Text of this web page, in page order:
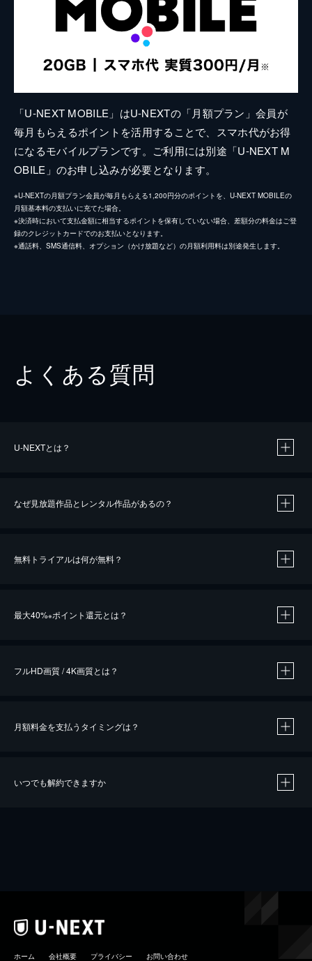
「U-NEXT MOBILE」はU-NEXTの「月額プラン」会員が
毎月もらえるポイントを活用することで、スマホ代がお得
になるモバイルプランです。ご利用には別途「U-NEXT M
OBILE」のお申し込みが必要となります。
※U-NEXTの月額プラン会員が毎月もらえる1,200円分のポイントを、U-NEXT MOBILEの
月額基本料の支払いに充てた場合。
※決済時において支払金額に相当するポイントを保有していない場合、差額分の料金はご登
録のクレジットカードでのお支払いとなります。
※通話料、SMS通信料、オプション（かけ放題など）の月額利用料は別途発生します。
よくある質問
U-NEXTとは？
なぜ見放題作品とレンタル作品があるの？
無料トライアルは何が無料？
最大40%※ポイント還元とは？
※40％ポイント還元の対象は、クレジットカード決済による作品の購入 / レンタルです。
iOSアプリのUコイン決済による作品の購入 / レンタルは、20％のポイント還元です。
フルHD画質 / 4K画質とは？
月額料金を支払うタイミングは？
いつでも解約できますか
ホーム 会社概要 プライバシー お問い合わせ